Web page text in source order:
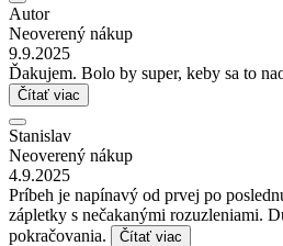
Autor
Neoverený nákup
9.9.2025
Ďakujem. Bolo by super, keby sa to
Čítať viac
Stanislav
Neoverený nákup
4.9.2025
Príbeh je napínavý od prvej po
zápletky s nečakanými rozuzleniami.
pokračovania.
Čítať viac